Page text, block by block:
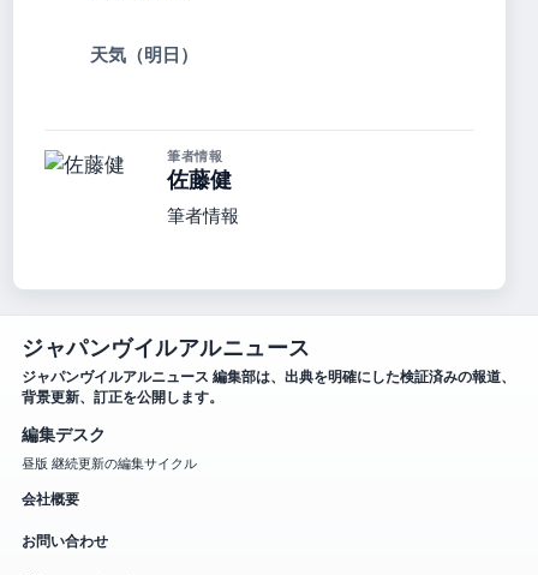
天気（明日）
筆者情報
佐藤健
筆者情報
ジャパンヴイルアルニュース
ジャパンヴイルアルニュース 編集部は、出典を明確にした検証済みの報道、
背景更新、訂正を公開します。
編集デスク
昼版 継続更新の編集サイクル
会社概要
お問い合わせ